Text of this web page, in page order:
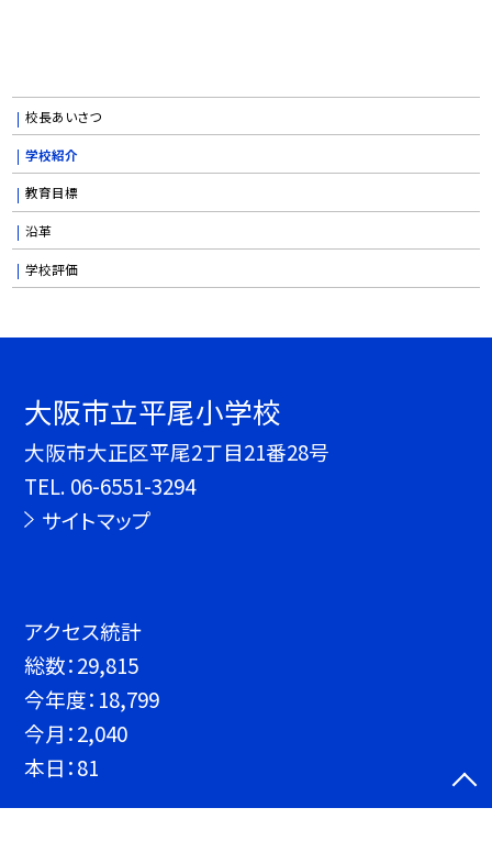
校長あいさつ
学校紹介
教育目標
沿革
学校評価
大阪市立平尾小学校
大阪市大正区平尾2丁目21番28号
TEL. 06-6551-3294
サイトマップ
アクセス統計
総数：29,815
今年度： 18,799
今月：2,040
本日：81